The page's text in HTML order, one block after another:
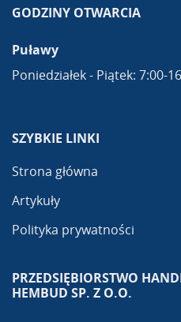
GODZINY OTWARCIA
Puławy
Poniedziałek - Piątek: 7:00-
SZYBKIE LINKI
Strona główna
Artykuły
Polityka prywatności
PRZEDSIĘBIORSTWO
HEMBUD SP. Z O.O.